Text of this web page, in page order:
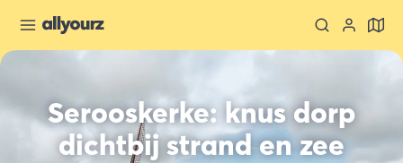
Serooskerke: knus dorp
dichtbij strand en zee